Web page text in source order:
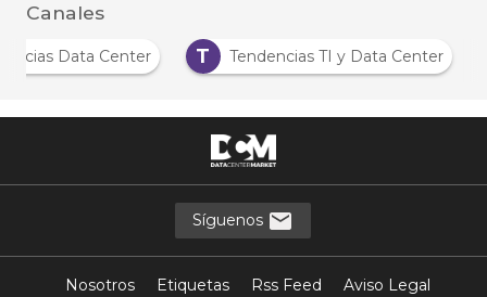
Canales
Data Center T Tendencias TI y Data Center
Síguenos
Nosotros Etiquetas Rss Feed
Aviso Legal